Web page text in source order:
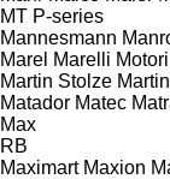
MT P-series
Mannesmann
Marel Marelli Motori
Martin Stolze Martin
Matador Matec
Max
RB
Maximart Maxion